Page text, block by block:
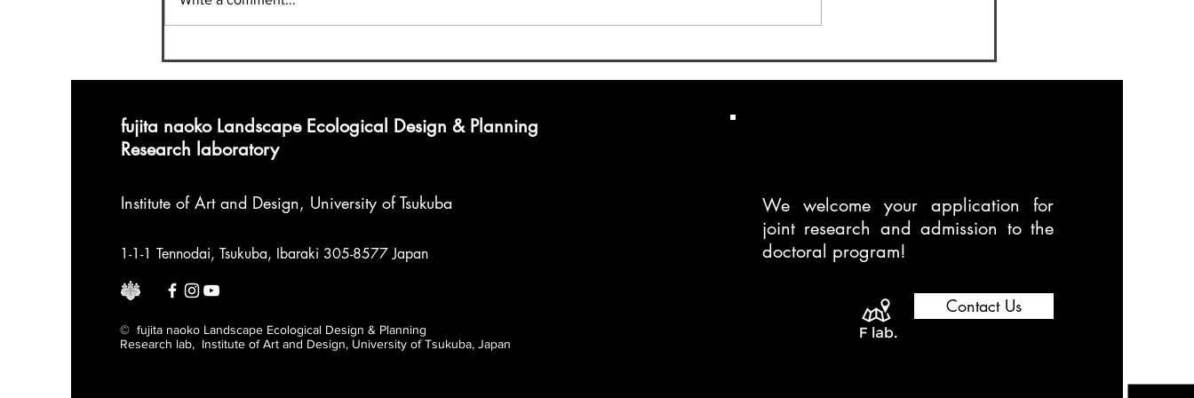
今年度もGIS学会に参加します。
fujita naoko Landscape Ecological Design & Planning
Research laboratory
Institute of Art and Design, University of Tsukuba
1-1-1 Tennodai, Tsukuba, Ibaraki 305-8577 Japan
© fujita naoko Landscape Ecological Design & Planning
Research lab, Institute of Art and Design, University of Tsukuba, Japan
We welcome your application for
joint research and admission to the
doctoral program!
Contact Us